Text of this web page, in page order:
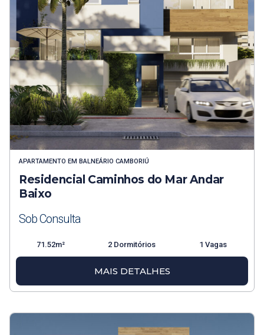
APARTAMENTO EM BALNEÁRIO CAMBORIÚ
Residencial Caminhos do Mar Andar
Baixo
Sob Consulta
71.52m² 2 Dormitórios 1 Vagas
MAIS DETALHES